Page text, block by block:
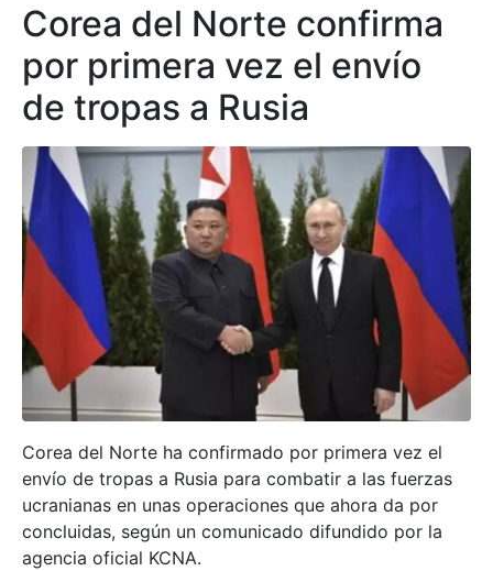
Corea del Norte confirma
por primera vez el envío
de tropas a Rusia
Corea del Norte ha confirmado por primera vez el
envío de tropas a Rusia para combatir a las fuerzas
ucranianas en unas operaciones que ahora da por
concluidas, según un comunicado difundido por la
agencia oficial KCNA.